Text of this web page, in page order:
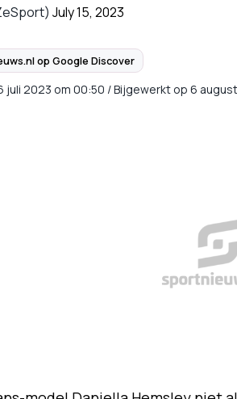
July 15, 2023
op Google Discover
juli 2023 om 00:50 /Bijgewerkt op 6